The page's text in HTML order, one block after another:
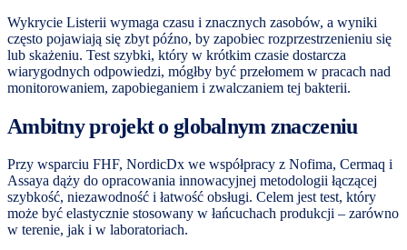
Wykrycie Listerii wymaga czasu i znacznych zasobów, a wyniki
często pojawiają się zbyt późno, by zapobiec rozprzestrzenieniu się
lub skażeniu. Test szybki, który w krótkim czasie dostarcza
wiarygodnych odpowiedzi, mógłby być przełomem w pracach nad
monitorowaniem, zapobieganiem i zwalczaniem tej bakterii.
Ambitny projekt o globalnym znaczeniu
Przy wsparciu FHF, NordicDx we współpracy z Nofima, Cermaq i
Assaya dąży do opracowania innowacyjnej metodologii łączącej
szybkość, niezawodność i łatwość obsługi. Celem jest test, który
może być elastycznie stosowany w łańcuchach produkcji – zarówno
w terenie, jak i w laboratoriach.